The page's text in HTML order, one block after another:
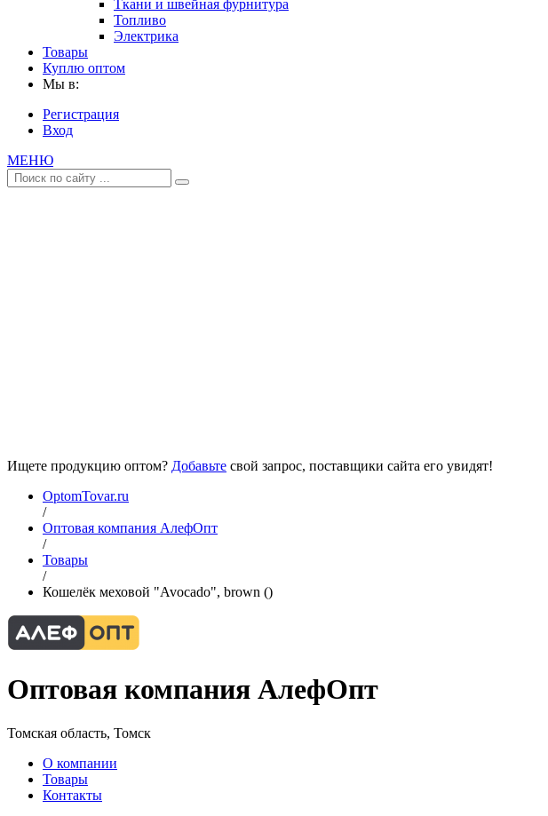
Ткани и швейная фурнитура
Топливо
Электрика
Товары
Куплю оптом
Мы в:
Регистрация
Вход
МЕНЮ
Ищете продукцию оптом? Добавьте свой запрос, поставщики сайта его увидят!
OptomTovar.ru
/
Оптовая компания АлефОпт
/
Товары
/
Кошелёк меховой "Avocado", brown ()
Оптовая компания АлефОпт
Томская область, Томск
О компании
Товары
Контакты